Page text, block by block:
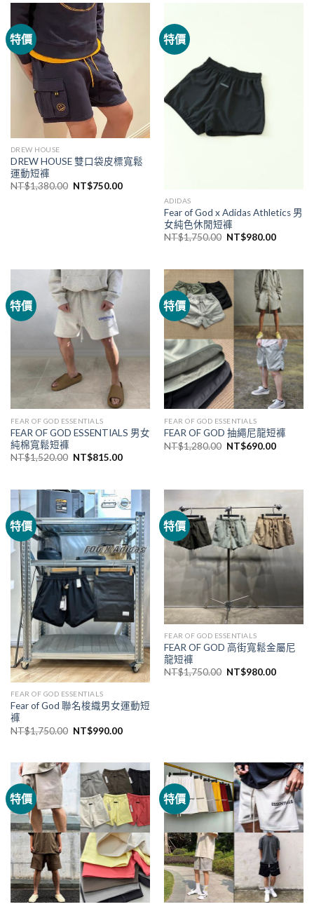
特價
DREW HOUSE
DREW HOUSE 雙口袋皮標寬鬆
運動短褲
NT$1,380.00 NT$750.00
特價
ADIDAS
Fear of God x Adidas Athletics 男
女純色休閒短褲
NT$1,750.00 NT$980.00
特價
FEAR OF GOD ESSENTIALS
FEAR OF GOD ESSENTIALS 男女
純棉寬鬆短褲
NT$1,520.00 NT$815.00
特價
FEAR OF GOD ESSENTIALS
FEAR OF GOD 抽繩尼龍短褲
NT$1,280.00 NT$690.00
特價
FEAR OF GOD ESSENTIALS
Fear of God 聯名梭織男女運動短
褲
NT$1,750.00 NT$990.00
特價
FEAR OF GOD ESSENTIALS
FEAR OF GOD 高街寬鬆金屬尼
龍短褲
NT$1,750.00 NT$980.00
特價 特價